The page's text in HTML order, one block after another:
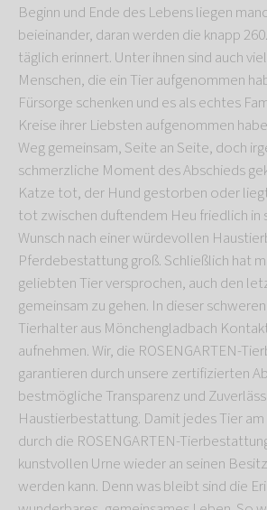
Beginn und Ende des Lebens liegen
beieinander, daran werden die knapp
täglich erinnert. Unter ihnen sind auch
Menschen, die ein Tier aufgenommen
Fürsorge schenken und es als echtes
Kreise ihrer Liebsten aufgenommen
Weg gemeinsam, Seite an Seite, doch
schmerzliche Moment des Abschieds
Katze tot, der Hund gestorben oder
tot zwischen duftendem Heu friedlich in
Wunsch nach einer würdevollen
Pferdebestattung groß. Schließlich hat
geliebten Tier versprochen, auch den
gemeinsam zu gehen. In dieser
Tierhalter aus Mönchengladbach
aufnehmen. Wir, die ROSENGARTEN-
garantieren durch unsere zertifizierten
bestmögliche Transparenz und
Haustierbestattung. Damit jedes Tier am
durch die ROSENGARTEN-
kunstvollen Urne wieder an seinen
werden kann. Denn was bleibt sind die